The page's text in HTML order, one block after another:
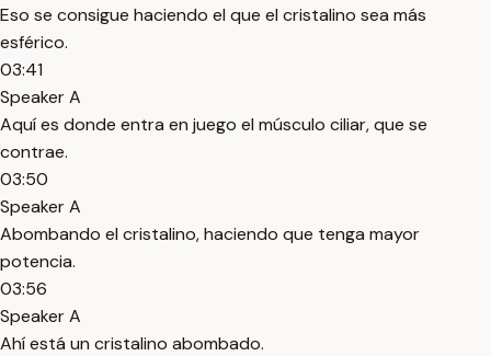
Eso se consigue haciendo el que el cristalino sea más
esférico.
03:41
Speaker A
Aquí es donde entra en juego el músculo ciliar, que se
contrae.
03:50
Speaker A
Abombando el cristalino, haciendo que tenga mayor
potencia.
03:56
Speaker A
Ahí está un cristalino abombado.